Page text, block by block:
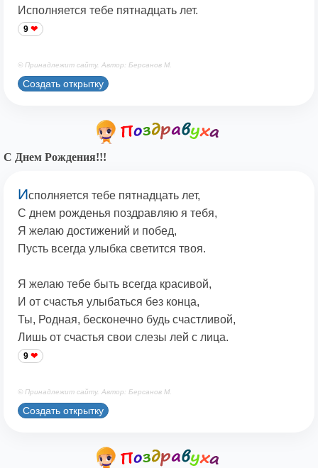
Исполняется тебе пятнадцать лет.
9
© Принадлежит сайту. Автор: Берсанов М.
Создать открытку
С Днем Рождения!!!
Исполняется тебе пятнадцать лет,
С днем рожденья поздравляю я тебя,
Я желаю достижений и побед,
Пусть всегда улыбка светится твоя.
Я желаю тебе быть всегда красивой,
И от счастья улыбаться без конца,
Ты, Родная, бесконечно будь счастливой,
Лишь от счастья свои слезы лей с лица.
9
© Принадлежит сайту. Автор: Берсанов М.
Создать открытку